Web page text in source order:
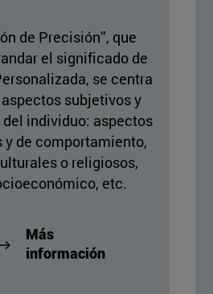
de Precisión”, que
el significado de
se centra
subjetivos y
individuo: aspectos
de comportamiento,
o religiosos,
etc.
Más
información